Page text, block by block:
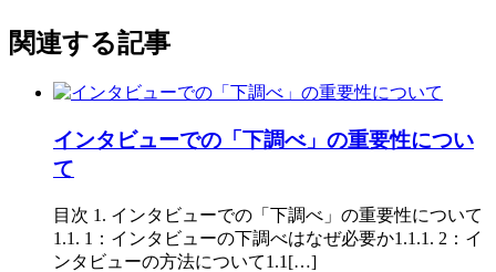
関連する記事
インタビューでの「下調べ」の重要性につい
て
目次 1. インタビューでの「下調べ」の重要性について
1.1. 1：インタビューの下調べはなぜ必要か1.1.1. 2：イ
ンタビューの方法について1.1[…]